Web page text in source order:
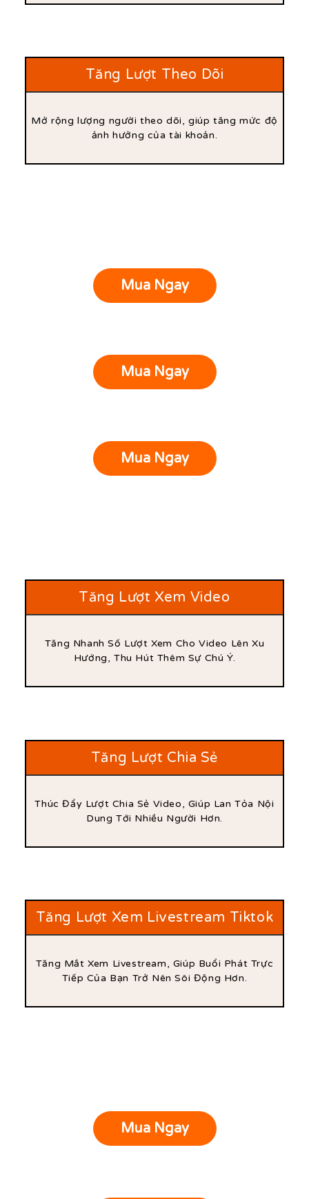
Tăng Lượt Theo Dõi
Mở rộng lượng người theo dõi, giúp tăng mức độ
ảnh hưởng của tài khoản.
Mua Ngay
Mua Ngay
Mua Ngay
Tăng Lượt Xem Video
Tăng Nhanh Số Lượt Xem Cho Video Lên Xu
Hướng, Thu Hút Thêm Sự Chú Ý.
Tăng Lượt Chia Sẻ
Thúc Đẩy Lượt Chia Sẻ Video, Giúp Lan Tỏa Nội
Dung Tới Nhiều Người Hơn.
Tăng Lượt Xem Livestream Tiktok
Tăng Mắt Xem Livestream, Giúp Buổi Phát Trực
Tiếp Của Bạn Trở Nên Sôi Động Hơn.
Mua Ngay